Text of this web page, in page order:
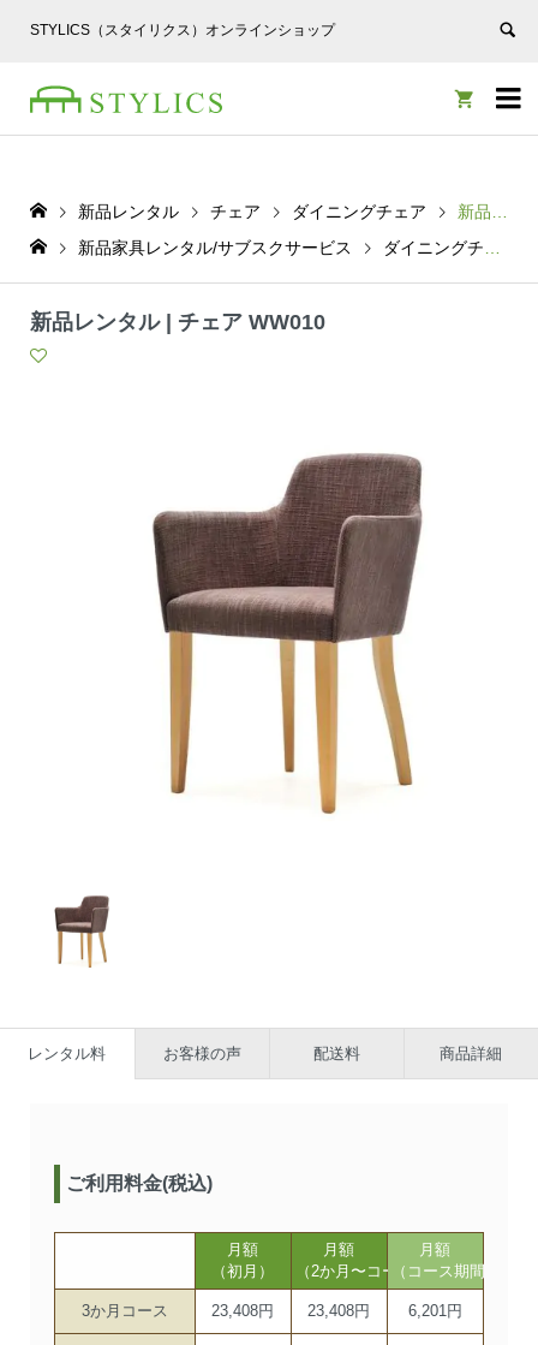
STYLICS（スタイリクス）オンラインショップ


新品レンタル チェア ダイニングチェア
新品レンタル | チェア WW010
新品家具レンタル/サブスクサービス
ダイニングチェア
新品レンタル | チェア WW010
レンタル料 お客様の声 配送料 商品詳細
ご利用料金(税込)
月額
（初月）
月額
（2か月〜コース期間まで）
月額
（コース期間以降）
3か月コース 23,408円 23,408円 6,201円